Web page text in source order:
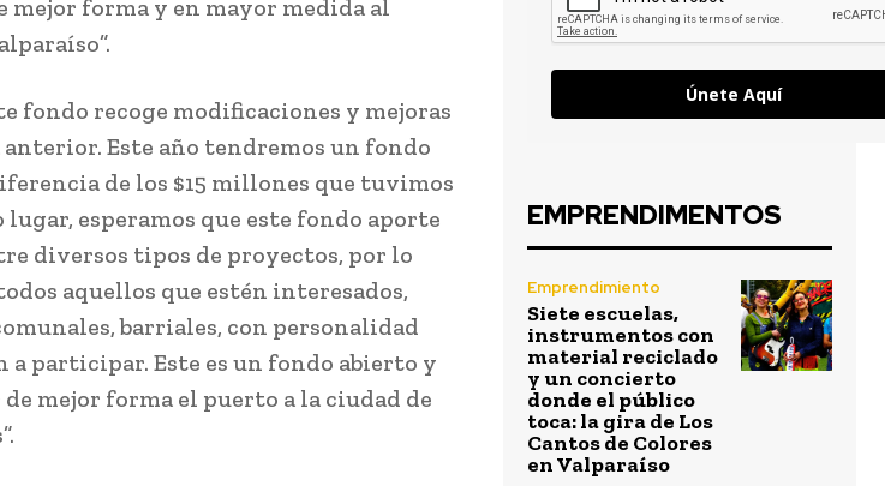
mejor forma y en mayor medida al
fondo recoge modificaciones y mejoras
Este año tendremos un fondo
de los $15 millones que tuvimos
lugar, esperamos que este fondo aporte
diversos tipos de proyectos, por lo
aquellos que estén interesados,
barriales, con personalidad
a participar. Este es un fondo abierto y
mejor forma el puerto a la ciudad de
Únete Aquí
EMPRENDIMENTOS
Emprendimiento
Siete escuelas,
instrumentos con
material reciclado
y un concierto
donde el público
toca: la gira de Los
Cantos de Colores
en Valparaíso